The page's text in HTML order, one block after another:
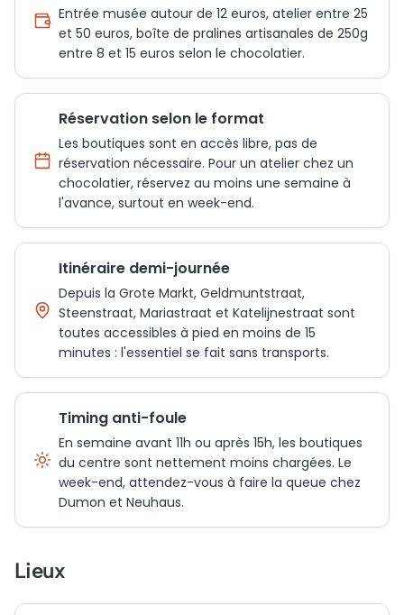
Entrée musée autour de 12 euros, atelier entre 25
et 50 euros, boîte de pralines artisanales de 250g
entre 8 et 15 euros selon le chocolatier.
Réservation selon le format
Les boutiques sont en accès libre, pas de
réservation nécessaire. Pour un atelier chez un
chocolatier, réservez au moins une semaine à
l'avance, surtout en week-end.
Itinéraire demi-journée
Depuis la Grote Markt, Geldmuntstraat,
Steenstraat, Mariastraat et Katelijnestraat sont
toutes accessibles à pied en moins de 15
minutes : l'essentiel se fait sans transports.
Timing anti-foule
En semaine avant 11h ou après 15h, les boutiques
du centre sont nettement moins chargées. Le
week-end, attendez-vous à faire la queue chez
Dumon et Neuhaus.
Lieux